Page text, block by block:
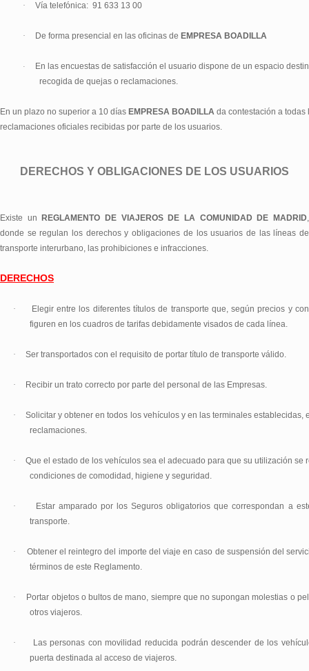
· Vía telefónica: 91 633 13 00
· De forma presencial en las oficinas de EMPRESA BOADILLA
·
En las encuestas de satisfacción el usuario dispone de un espacio
recogida de quejas o reclamaciones.
En un plazo no superior a 10 días EMPRESA BOADILLA da contestación a todas
reclamaciones oficiales recibidas por parte de los usuarios.
DERECHOS Y OBLIGACIONES DE LOS USUARIOS
Existe un REGLAMENTO DE VIAJEROS DE LA COMUNIDAD DE MADRID,
donde se regulan los derechos y obligaciones de los usuarios de las líneas de
transporte interurbano, las prohibiciones e infracciones.
DERECHOS
·
Elegir entre los diferentes títulos de transporte que, según precios y
figuren en los cuadros de tarifas debidamente visados de cada línea.
· Ser transportados con el requisito de portar título de transporte válido.
· Recibir un trato correcto por parte del personal de las Empresas.
·
Solicitar y obtener en todos los vehículos y en las terminales establecidas,
reclamaciones.
·
Que el estado de los vehículos sea el adecuado para que su utilización se
condiciones de comodidad, higiene y seguridad.
·
Estar amparado por los Seguros obligatorios que correspondan a
transporte.
·
Obtener el reintegro del importe del viaje en caso de suspensión del
términos de este Reglamento.
·
Portar objetos o bultos de mano, siempre que no supongan molestias o
otros viajeros.
·
Las personas con movilidad reducida podrán descender de los
puerta destinada al acceso de viajeros.